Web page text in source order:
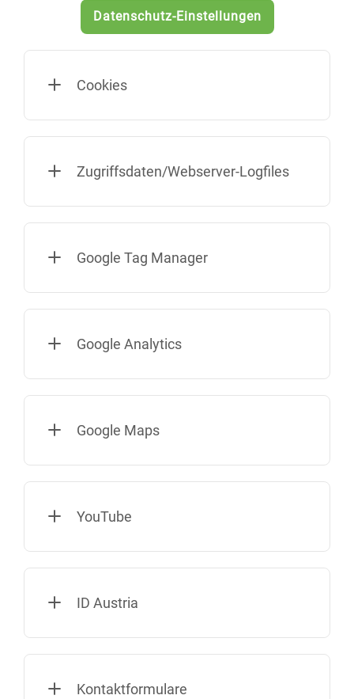
Datenschutz-Einstellungen
Cookies
Zugriffsdaten/Webserver-Logfiles
Google Tag Manager
Google Analytics
Google Maps
YouTube
ID Austria
Kontaktformulare